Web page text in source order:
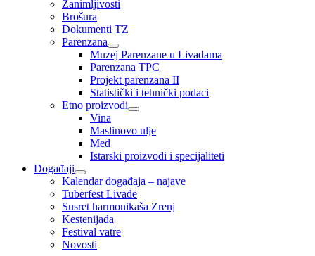
Zanimljivosti
Brošura
Dokumenti TZ
Parenzana
Muzej Parenzane u Livadama
Parenzana TPC
Projekt parenzana II
Statistički i tehnički podaci
Etno proizvodi
Vina
Maslinovo ulje
Med
Istarski proizvodi i specijaliteti
Događaji
Kalendar događaja – najave
Tuberfest Livade
Susret harmonikaša Zrenj
Kestenijada
Festival vatre
Novosti